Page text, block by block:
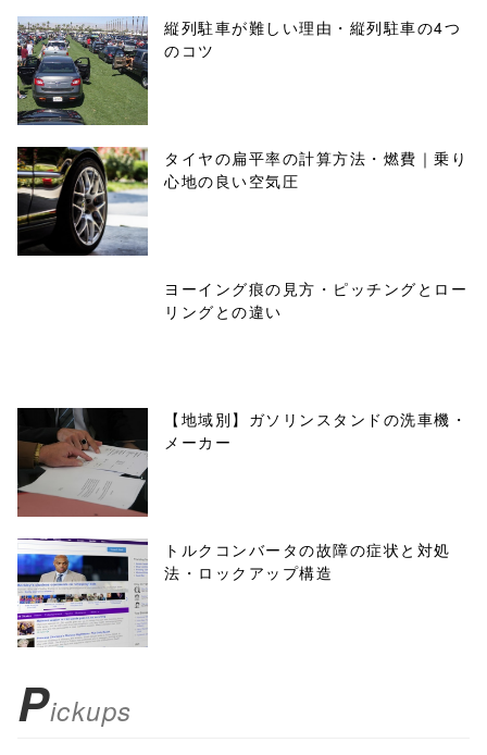
縦列駐車が難しい理由・縦列駐車の4つ
のコツ
タイヤの扁平率の計算方法・燃費｜乗り
心地の良い空気圧
ヨーイング痕の見方・ピッチングとロー
リングとの違い
【地域別】ガソリンスタンドの洗車機・
メーカー
トルクコンバータの故障の症状と対処
法・ロックアップ構造
Pickups